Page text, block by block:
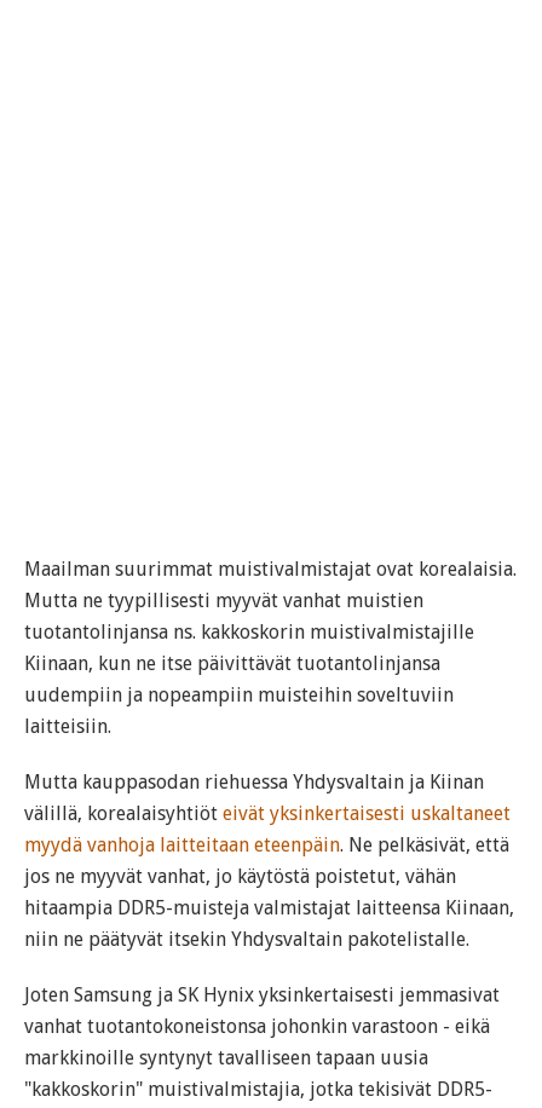
Maailman suurimmat muistivalmistajat ovat korealaisia.
Mutta ne tyypillisesti myyvät vanhat muistien
tuotantolinjansa ns. kakkoskorin muistivalmistajille
Kiinaan, kun ne itse päivittävät tuotantolinjansa
uudempiin ja nopeampiin muisteihin soveltuviin
laitteisiin.
Mutta kauppasodan riehuessa Yhdysvaltain ja Kiinan
välillä, korealaisyhtiöt eivät yksinkertaisesti uskaltaneet
myydä vanhoja laitteitaan eteenpäin. Ne pelkäsivät, että
jos ne myyvät vanhat, jo käytöstä poistetut, vähän
hitaampia DDR5-muisteja valmistajat laitteensa Kiinaan,
niin ne päätyvät itsekin Yhdysvaltain pakotelistalle.
Joten Samsung ja SK Hynix yksinkertaisesti jemmasivat
vanhat tuotantokoneistonsa johonkin varastoon - eikä
markkinoille syntynyt tavalliseen tapaan uusia
"kakkoskorin" muistivalmistajia, jotka tekisivät DDR5-